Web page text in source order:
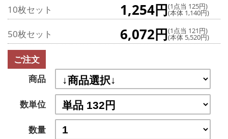
10枚セット 1,254円(1点当 125円)
(本体 1,140円)
50枚セット 6,072円(1点当 121円)
(本体 5,520円)
ご注文
商品
数単位
数量